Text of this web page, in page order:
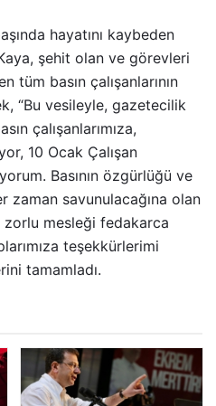
hayatını kaybeden
şehit olan ve görevleri
tüm basın çalışanlarının
“Bu vesileyle, gazetecilik
çalışanlarımıza,
10 Ocak Çalışan
Basının özgürlüğü ve
zaman savunulacağına olan
zorlu mesleği fedakarca
teşekkürlerimi
tamamladı.